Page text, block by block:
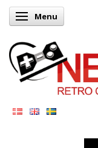
Skifte navigation
Menu